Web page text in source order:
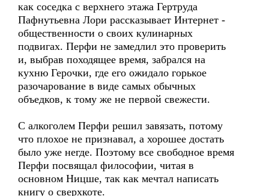
как соседка с верхнего этажа Гертруда
Пафнутьевна Лори рассказывает Интернет -
общественности о своих кулинарных
подвигах. Перфи не замедлил это проверить
и, выбрав походящее время, забрался на
кухню Герочки, где его ожидало горькое
разочарование в виде самых обычных
объедков, к тому же не первой свежести.
С алкоголем Перфи решил завязать, потому
что плохое не признавал, а хорошее достать
было уже негде. Поэтому все свободное время
Перфи посвящал философии, читая в
основном Ницше, так как мечтал написать
книгу о сверхкоте.